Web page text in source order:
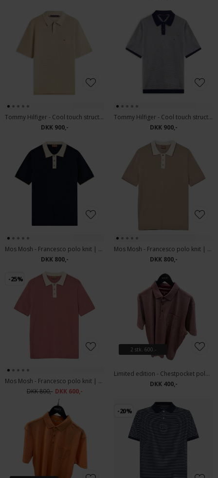
Tommy Hilfiger - Cool touch structure | Polo T-shirt Keystone
DKK 900,-
Tommy Hilfiger - Cool touch structure | Polo T-shirt Desert Sky
DKK 900,-
Mos Mosh - Francesco polo knit | Polo T-shirt Estate Blue
DKK 800,-
Mos Mosh - Francesco polo knit | Polo T-shirt Dune
DKK 800,-
-25%
Mos Mosh - Francesco polo knit | Polo T-shirt Rosedawn
DKK 800,- DKK 600,-
2 stk. 600.-
Limited edition - Chestpocket polo | Polo T-shirt Bordeaux
DKK 400,-
-20%